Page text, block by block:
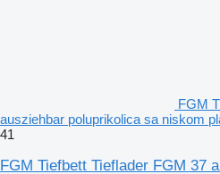
FGM
ausziehbar poluprikolica sa niskom
41
FGM Tiefbett Tieflader FGM 37